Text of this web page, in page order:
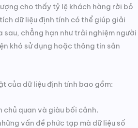
cho thấy tỷ lệ khách hàng rời bỏ
dữ liệu định tính có thể giúp giải
sau, chẳng hạn như trải nghiệm người
khó sử dụng hoặc thông tin sản
của dữ liệu định tính bao gồm:
chủ quan và giàu bối cảnh.
vấn đề phức tạp mà dữ liệu số